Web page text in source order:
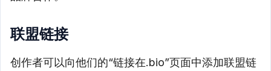
联盟链接
创作者可以向他们的“链接在.bio”页面中添加联盟链